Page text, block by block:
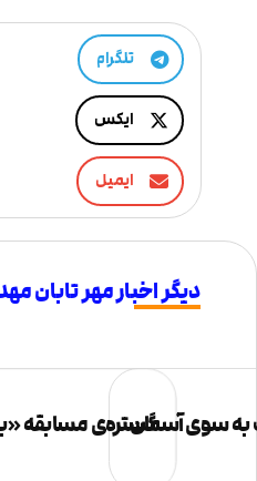
تلگرام
ایکس
ایمیل
دیگر اخبار مهر تابان
گستره‌ی مسابقه «به سویبه سوی آسمان